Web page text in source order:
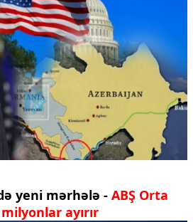
yeni mərhələ - ABŞ Orta
ayırır